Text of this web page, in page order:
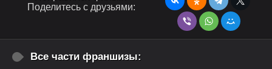
Поделитесь с друзьями:
Все части франшизы: